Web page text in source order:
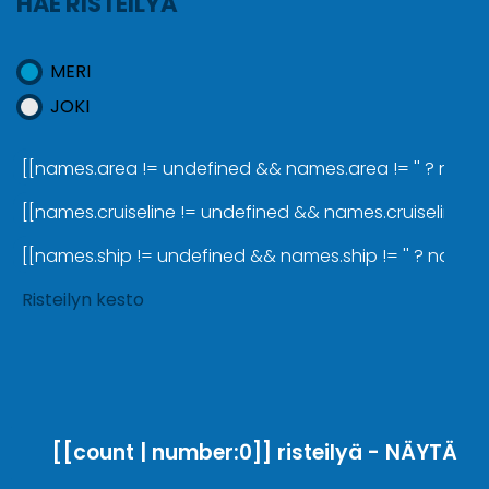
MERI
JOKI
[[names.area != undefined && names.area != '' ?
[[names.cruiseline != undefined && names.cruiseline
[[names.ship != undefined && names.ship != '' ?
Risteilyn kesto